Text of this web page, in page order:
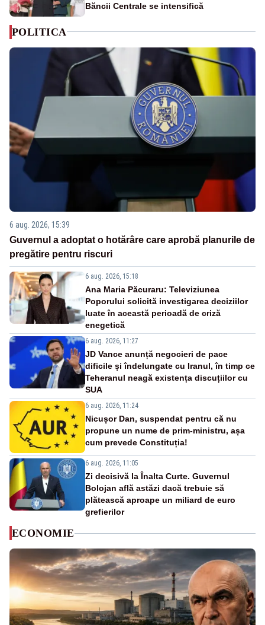
Băncii Centrale se intensifică
POLITICA
6 aug. 2026, 15:39
Guvernul a adoptat o hotărâre care aprobă planurile de
pregătire pentru riscuri
6 aug. 2026, 15:18
Ana Maria Păcuraru: Televiziunea
Poporului solicită investigarea deciziilor
luate în această perioadă de criză
enegetică
6 aug. 2026, 11:27
JD Vance anunță negocieri de pace
dificile și îndelungate cu Iranul, în timp ce
Teheranul neagă existența discuțiilor cu
SUA
6 aug. 2026, 11:24
Nicușor Dan, suspendat pentru că nu
propune un nume de prim-ministru, așa
cum prevede Constituția!
6 aug. 2026, 11:05
Zi decisivă la Înalta Curte. Guvernul
Bolojan află astăzi dacă trebuie să
plătească aproape un miliard de euro
grefierilor
ECONOMIE